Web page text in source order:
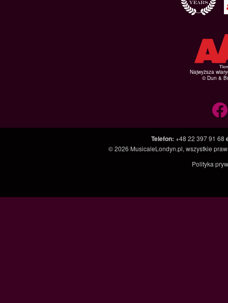
Najwyższa
© Dun &
Telefon: +48 22 397 91 68
© 2026 MusicaleLondyn.pl, wszystkie
Polityka